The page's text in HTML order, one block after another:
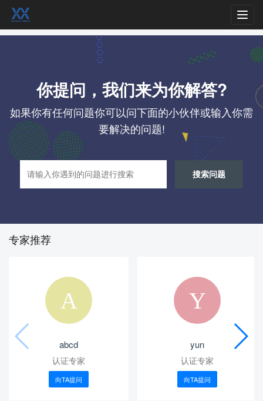
你提问，我们来为你解答?
如果你有任何问题你可以问下面的小伙伴或输入你需
要解决的问题!
搜索问题
专家推荐
abcd
认证专家
向TA提问
yun
认证专家
向TA提问